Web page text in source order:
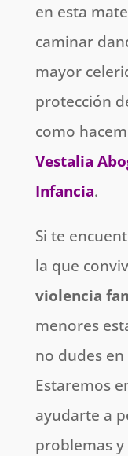
en esta
caminar
mayor
protección
como
Vestalia
Infancia.
Si te
la que
violencia
menores
no dudes
Estaremos
ayudarte a
problemas